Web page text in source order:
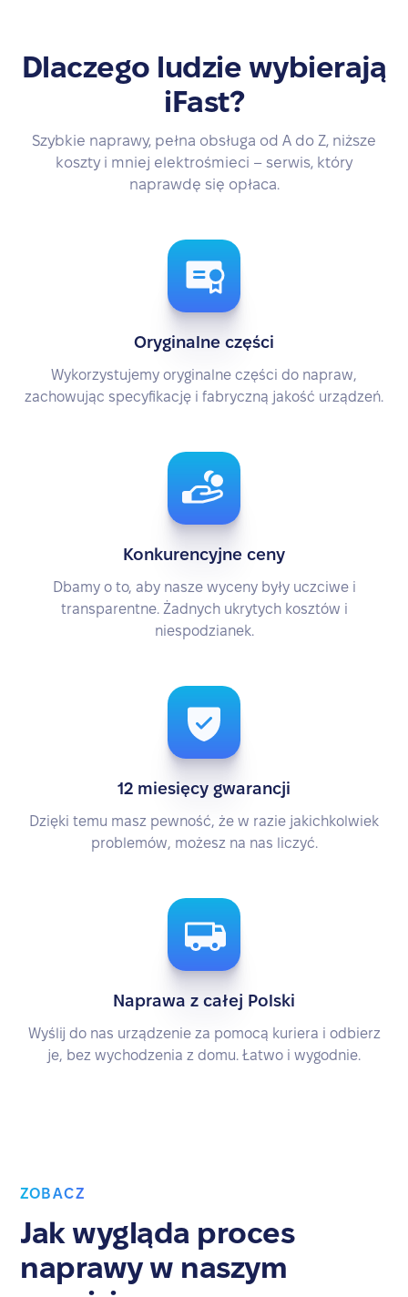
Dlaczego ludzie wybierają
iFast?
Szybkie naprawy, pełna obsługa od A do Z, niższe
koszty i mniej elektrośmieci – serwis, który
naprawdę się opłaca.
Oryginalne części
Wykorzystujemy oryginalne części do napraw,
zachowując specyfikację i fabryczną jakość urządzeń.
Konkurencyjne ceny
Dbamy o to, aby nasze wyceny były uczciwe i
transparentne. Żadnych ukrytych kosztów i
niespodzianek.
12 miesięcy gwarancji
Dzięki temu masz pewność, że w razie jakichkolwiek
problemów, możesz na nas liczyć.
Naprawa z całej Polski
Wyślij do nas urządzenie za pomocą kuriera i odbierz
je, bez wychodzenia z domu. Łatwo i wygodnie.
ZOBACZ
Jak wygląda proces
naprawy w naszym